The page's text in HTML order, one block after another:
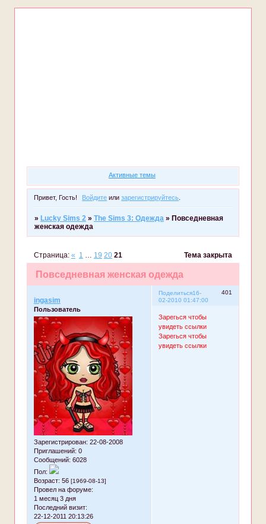
Активные темы
Привет, Гость! Войдите илизарегистрируйтесь.
» Lucky Sims 2 » The Sims 3: Одежда » Повседневная
женская одежда
Повседневная женская одежда
Страница: « 1 … 19 20 21 Тема закрыта
Поделиться 401
16-
02-2010 01:47:00
ingasim
Пользователь
Зарегистрирован: 22-08-2008
Приглашений: 0
Сообщений: 6028
Пол:
Возраст: 56 [1969-08-13]
Провел на форуме:
1 месяц 3 дня
Последний визит:
22-12-2011 20:13:26
Зарегься чтобы
увидеть ссылки
Зарегься чтобы
увидеть ссылки